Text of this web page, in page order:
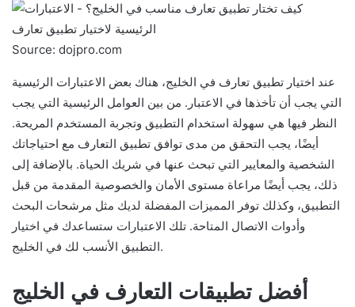
Source: dojpro.com
عند اختيار تطبيق تعارف في الخليج، هناك بعض الاعتبارات الرئيسية
التي يجب أن تأخذها في الاعتبار. من بين العوامل الرئيسية التي يجب
النظر فيها هي سهولة استخدام التطبيق وتجربة المستخدم المريحة.
أيضًا، يجب التحقق من مدى توافق تطبيق التعارف مع احتياجاتك
الشخصية والمعايير التي تبحث عنها في شريك الحياة. بالإضافة إلى
ذلك، يجب أيضًا مراعاة مستوى الأمان والخصوصية المقدمة من قبل
التطبيق، وكذلك توفر المميزات المفضلة لديك مثل مرشحات البحث
وأدوات الاتصال المتاحة. تلك الاعتبارات ستساعدك في اختيار
التطبيق الأنسب لك في الخليج.
أفضل تطبيقات التعارف في الخليج